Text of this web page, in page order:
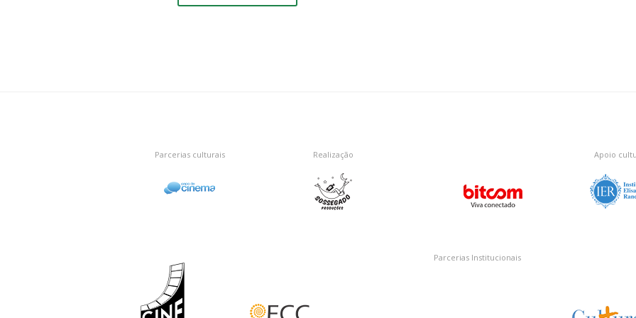
Parcerias culturais Realização Apoio
Parcerias Institucionais